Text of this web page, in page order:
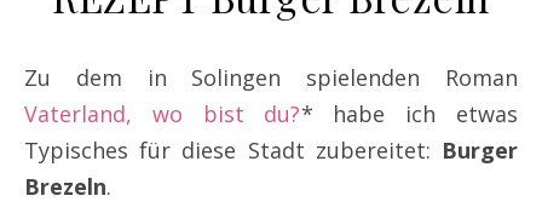
Zu dem in Solingen spielenden Roman
Vaterland, wo bist du?* habe ich etwas
Typisches für diese Stadt zubereitet: Burger
Brezeln.